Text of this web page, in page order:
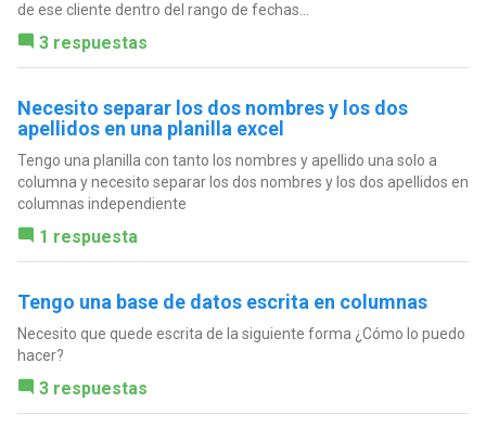
de ese cliente dentro del rango de fechas...
3 respuestas
Necesito separar los dos nombres y los dos
apellidos en una planilla excel
Tengo una planilla con tanto los nombres y apellido una solo a
columna y necesito separar los dos nombres y los dos apellidos en
columnas independiente
1 respuesta
Tengo una base de datos escrita en columnas
Necesito que quede escrita de la siguiente forma ¿Cómo lo puedo
hacer?
3 respuestas